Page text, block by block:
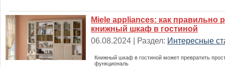
Miele appliances: как правильно
книжный шкаф в гостиной
06.08.2024 | Раздел: Интересные
Книжный шкаф в гостиной может превратить
функциональ